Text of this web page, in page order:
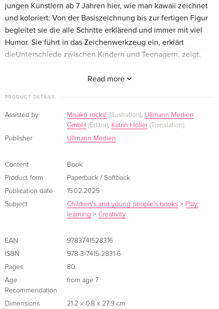
Read more
jungen Künstlern ab 7 Jahren hier, wie man kawaii zeichnet
und koloriert: Von der Basiszeichnung bis zur fertigen Figur
begleitet sie die alle Schritte erklärend und immer mit viel
Humor. Sie führt in das Zeichenwerkzeug ein, erklärt
dieUnterschiede zwischen Kindern und Teenagern, zeigt,
gibt einfach nachvollziehbare Übungen zu attraktiven
jungen Künstler,ihrer eigenen Kreativität zu folgen, und
eigene Ideen und Figuren im Manga-Stil zu entwickeln.
PRODUCT DETAILS
Assisted by Misako rocks! (Illustration), Ullmann Medien
GmbH (Editor), Katrin Höller(Translation)
Publisher
Ullmann Medien
Content
Book
Product form
Paperback / Softback
Publication date
15.02.2025
Subject
Children's and young people's books > Play,
learning > Creativity
EAN
9783741528316
ISBN
978-3-7415-2831-6
Pages
80
Age
Recommendation
from age 7
Dimensions
21.2 x 0.8 x 27.9 cm